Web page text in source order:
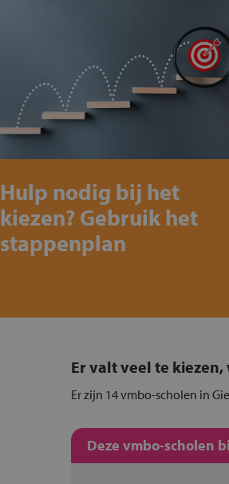
Hulp nodig bij het
kiezen? Gebruik het
stappenplan
Er valt veel te
Er zijn 14 vmbo-scholen in
Deze vmbo-scholen